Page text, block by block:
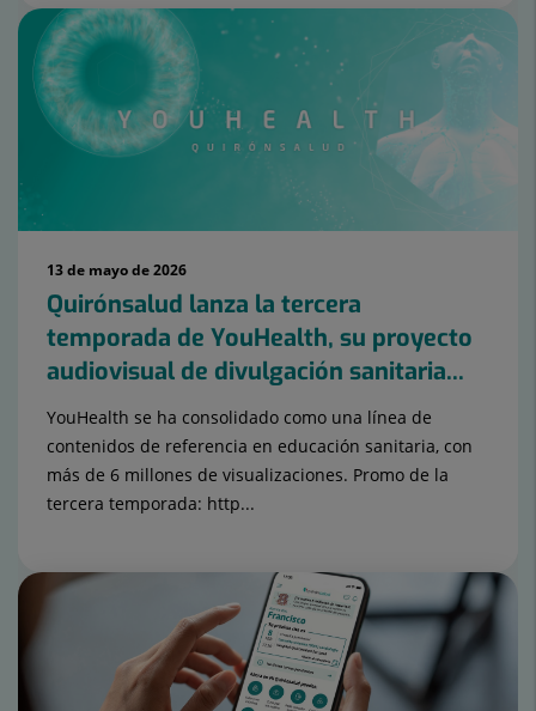
13 de mayo de 2026
Quirónsalud lanza la tercera
temporada de YouHealth, su proyecto
audiovisual de divulgación sanitaria...
YouHealth se ha consolidado como una línea de
contenidos de referencia en educación sanitaria, con
más de 6 millones de visualizaciones. Promo de la
tercera temporada: http...